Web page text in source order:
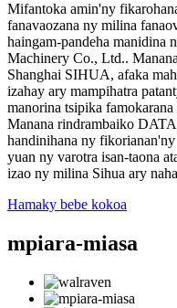
Mifantoka amin'ny
fanavaozana ny milina
haingam-pandeha manidina
Machinery Co., Ltd..
Shanghai SIHUA, afaka
izahay ary mampihatra
manorina tsipika
Manana rindrambaiko
handinihana ny
yuan ny varotra isan-taona
izao ny milina Sihua ary
Hamaky bebe kokoa
mpiara-miasa